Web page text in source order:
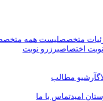
متخصصلیست همه
اختصاصیرزرو نوبت
آرشیو مطالب
امیدتماس با ما